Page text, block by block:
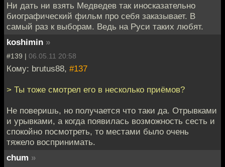
Ни дать ни взять Медведев так иносказательно
биографический фильм про себя заказывает. В
самый раз к выборам. Ведь на Руси таких любят.
koshimin »
#139 | 06.05.11 20:58
Кому: brutus88, #137
> Ты тоже смотрел его в несколько приёмов?
Не поверишь, но получается что таки да. Отрывками
и урывками, а когда появилась возможность сесть и
спокойно посмотреть, то местами было очень
тяжело воспринимать.
chum »